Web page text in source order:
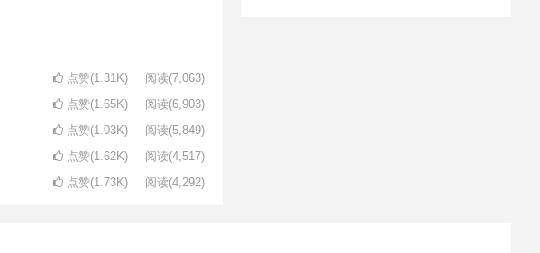
点赞(1.31K) 阅读(7,063)
点赞(1.65K) 阅读(6,903)
点赞(1.03K) 阅读(5,849)
点赞(1.62K) 阅读(4,517)
点赞(1.73K) 阅读(4,292)